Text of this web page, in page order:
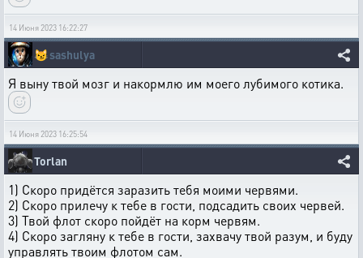
14 Июня 2023 16:22:27
😼sashulya
Я выну твой мозг и накормлю им моего лубимого котика.
14 Июня 2023 16:25:54
Torlan
1) Скоро придётся заразить тебя моими червями.
2) Скоро прилечу к тебе в гости, подсадить своих червей.
3) Твой флот скоро пойдёт на корм червям.
4) Скоро загляну к тебе в гости, захвачу твой разум, и буду
управлять твоим флотом сам.